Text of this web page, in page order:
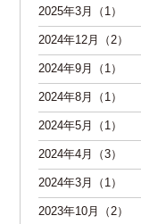
2025年3月（1）
2024年12月（2）
2024年9月（1）
2024年8月（1）
2024年5月（1）
2024年4月（3）
2024年3月（1）
2023年10月（2）